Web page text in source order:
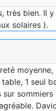
très bien. Il y
solaires ).
moyenne,
1 seul
sur